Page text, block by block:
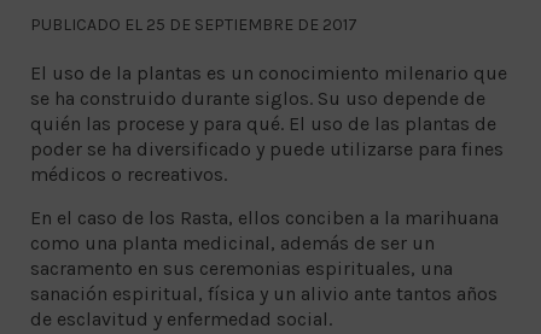
PUBLICADO EL 25 DE SEPTIEMBRE DE 2017
El uso de la plantas es un conocimiento milenario que
se ha construido durante siglos. Su uso depende de
quién las procese y para qué. El uso de las plantas de
poder se ha diversificado y puede utilizarse para fines
médicos o recreativos.
En el caso de los Rasta, ellos conciben a la marihuana
como una planta medicinal, además de ser un
sacramento en sus ceremonias espirituales, una
sanación espiritual, física y un alivio ante tantos años
de esclavitud y enfermedad social.